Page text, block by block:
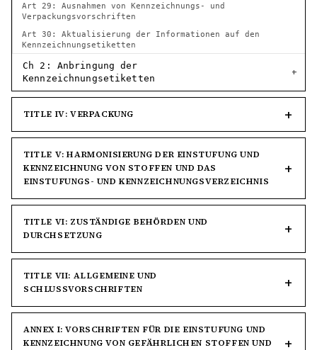
Art 29: Ausnahmen von Kennzeichnungs- und
Verpackungsvorschriften
Art 30: Aktualisierung der Informationen auf den
Kennzeichnungsetiketten
Ch 2: Anbringung der
Kennzeichnungsetiketten
TITLE IV: VERPACKUNG
TITLE V: HARMONISIERUNG DER EINSTUFUNG UND
KENNZEICHNUNG VON STOFFEN UND DAS
EINSTUFUNGS- UND KENNZEICHNUNGSVERZEICHNIS
TITLE VI: ZUSTÄNDIGE BEHÖRDEN UND
DURCHSETZUNG
TITLE VII: ALLGEMEINE UND
SCHLUSSVORSCHRIFTEN
ANNEX I: VORSCHRIFTEN FÜR DIE EINSTUFUNG UND
KENNZEICHNUNG VON GEFÄHRLICHEN STOFFEN UND